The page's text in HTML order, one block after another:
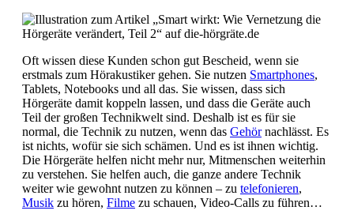
Oft wissen diese Kunden schon gut Bescheid, wenn sie
erstmals zum Hörakustiker gehen. Sie nutzen Smartphones,
Tablets, Notebooks und all das. Sie wissen, dass sich
Hörgeräte damit koppeln lassen, und dass die Geräte auch
Teil der großen Technikwelt sind. Deshalb ist es für sie
normal, die Technik zu nutzen, wenn das Gehörnachlässt. Es
ist nichts, wofür sie sich schämen. Und es ist ihnen wichtig.
Die Hörgeräte helfen nicht mehr nur, Mitmenschen weiterhin
zu verstehen. Sie helfen auch, die ganze andere Technik
weiter wie gewohnt nutzen zu können – zu telefonieren,
Musik zu hören, Filme zu schauen, Video-Calls zu führen…